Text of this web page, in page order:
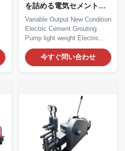
を詰める電気セメントの
グラウト ポンプ110mmピ
ストン
Variable Output New Condition
Electric Cement Grouting
Pump light weight Electric
Cement Grouting...
今すぐ問い合わせ